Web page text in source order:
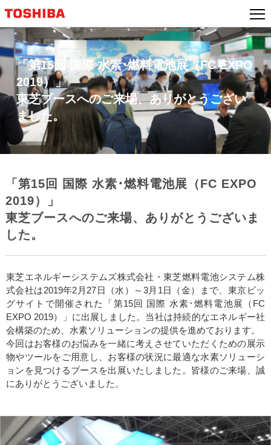
へ
ジ
ャ
ン
プ
特
集・
ト
ピ
ッ
ク
「第15回 国際 水素･燃料電池展（FC EXPO
2019）」
東芝ブースへのご来場、ありがとうござい
ました。
「第15回 国際 水素･燃料電池展（FC EXPO
2019）」
東芝ブースへのご来場、ありがとうございま
した。
東芝エネルギーシステムズ株式会社・東芝燃料電池システム株
式会社は2019年2月27日（水）～3月1日（金）まで、東京ビッ
グサイトで開催された「第15回 国際 水素･燃料電池展（FC
EXPO 2019）」に出展しました。当社は持続的なエネルギー社
会構築のため、水素ソリューションの提供を進めております。
今回はお客様のお悩みを一緒に考えさせていただくための展示
物やツールをご用意し、お客様の状況に最適な水素ソリューシ
ョンを見つけるブースを出展いたしました。皆様のご来場、誠
にありがとうございました。